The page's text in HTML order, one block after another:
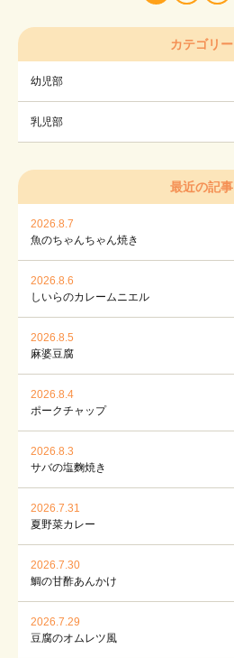
カテゴリー
幼児部
乳児部
最近の記事
2026.8.7
魚のちゃんちゃん焼き
2026.8.6
しいらのカレームニエル
2026.8.5
麻婆豆腐
2026.8.4
ポークチャップ
2026.8.3
サバの塩麴焼き
2026.7.31
夏野菜カレー
2026.7.30
鯛の甘酢あんかけ
2026.7.29
豆腐のオムレツ風